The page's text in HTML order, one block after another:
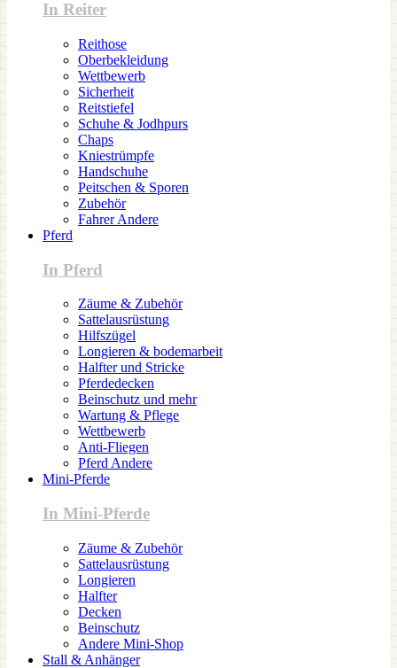
In Reiter
Reithose
Oberbekleidung
Wettbewerb
Sicherheit
Reitstiefel
Schuhe & Jodhpurs
Chaps
Kniestrümpfe
Handschuhe
Peitschen & Sporen
Zubehör
Fahrer Andere
Pferd
In Pferd
Zäume & Zubehör
Sattelausrüstung
Hilfszügel
Longieren & bodemarbeit
Halfter und Stricke
Pferdedecken
Beinschutz und mehr
Wartung & Pflege
Wettbewerb
Anti-Fliegen
Pferd Andere
Mini-Pferde
In Mini-Pferde
Zäume & Zubehör
Sattelausrüstung
Longieren
Halfter
Decken
Beinschutz
Andere Mini-Shop
Stall & Anhänger